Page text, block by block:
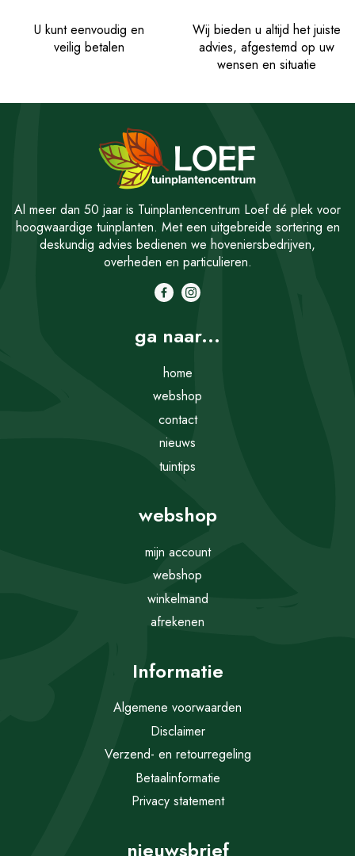
U kunt eenvoudig en
veilig betalen
Wij bieden u altijd het juiste
advies, afgestemd op uw
wensen en situatie
Al meer dan 50 jaar is Tuinplantencentrum Loef dé plek voor
hoogwaardige tuinplanten. Met een uitgebreide sortering en
deskundig advies bedienen we hoveniersbedrijven,
overheden en particulieren.
ga naar...
home
webshop
contact
nieuws
tuintips
webshop
mijn account
webshop
winkelmand
afrekenen
Informatie
Algemene voorwaarden
Disclaimer
Verzend- en retourregeling
Betaalinformatie
Privacy statement
nieuwsbrief